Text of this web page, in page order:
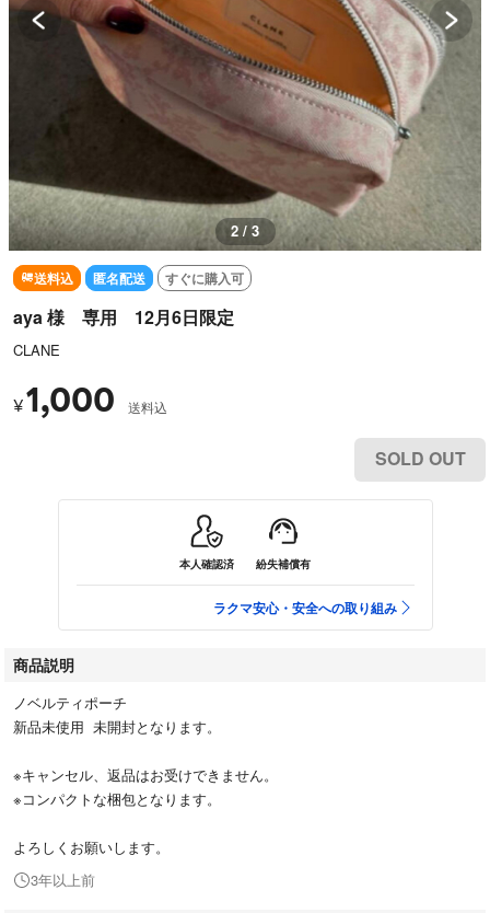
2 / 3
送料込 匿名配送 すぐに購入可
aya 様 専用 12月6日限定
CLANE
¥1,000 送料込
SOLD OUT
本人確認済 紛失補償有
ラクマ安心・安全への取り組み
商品説明
ノベルティポーチ
新品未使用 未開封となります。
※キャンセル、返品はお受けできません。
※コンパクトな梱包となります。
よろしくお願いします。
3年以上前